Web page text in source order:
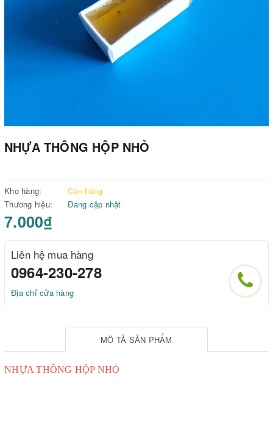
NHỰA THÔNG HỘP NHỎ
Kho hàng:
Còn hàng
Thương hiệu:
Đang cập nhật
7.000₫
Liên hệ mua hàng
0964-230-278
Địa chỉ cửa hàng
MÔ TẢ SẢN PHẨM
NHỰA THÔNG HỘP NHỎ